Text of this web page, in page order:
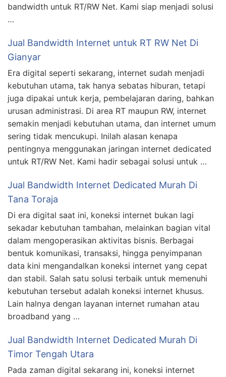
bandwidth untuk RT/RW Net. Kami siap menjadi solusi
…
Jual Bandwidth Internet untuk RT RW Net Di
Gianyar
Era digital seperti sekarang, internet sudah menjadi
kebutuhan utama, tak hanya sebatas hiburan, tetapi
juga dipakai untuk kerja, pembelajaran daring, bahkan
urusan administrasi. Di area RT maupun RW, internet
semakin menjadi kebutuhan utama, dan internet umum
sering tidak mencukupi. Inilah alasan kenapa
pentingnya menggunakan jaringan internet dedicated
untuk RT/RW Net. Kami hadir sebagai solusi untuk …
Jual Bandwidth Internet Dedicated Murah Di
Tana Toraja
Di era digital saat ini, koneksi internet bukan lagi
sekadar kebutuhan tambahan, melainkan bagian vital
dalam mengoperasikan aktivitas bisnis. Berbagai
bentuk komunikasi, transaksi, hingga penyimpanan
data kini mengandalkan koneksi internet yang cepat
dan stabil. Salah satu solusi terbaik untuk memenuhi
kebutuhan tersebut adalah koneksi internet khusus.
Lain halnya dengan layanan internet rumahan atau
broadband yang …
Jual Bandwidth Internet Dedicated Murah Di
Timor Tengah Utara
Pada zaman digital sekarang ini, koneksi internet